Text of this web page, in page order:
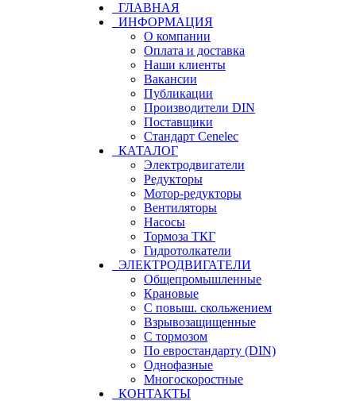
ГЛАВНАЯ
ИНФОРМАЦИЯ
О компании
Оплата и доставка
Наши клиенты
Вакансии
Публикации
Производители DIN
Поставщики
Стандарт Cenelec
КАТАЛОГ
Электродвигатели
Редукторы
Мотор-редукторы
Вентиляторы
Насосы
Тормоза ТКГ
Гидротолкатели
ЭЛЕКТРОДВИГАТЕЛИ
Общепромышленные
Крановые
С повыш. скольжением
Взрывозащищенные
С тормозом
По евростандарту (DIN)
Однофазные
Многоскоростные
КОНТАКТЫ